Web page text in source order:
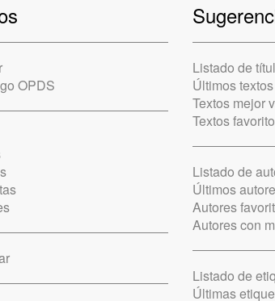
OPDS
Listado de
Últimos
Textos mejor
Textos
Listado de
Últimos
Autores
Autores con
Listado de
Últimas